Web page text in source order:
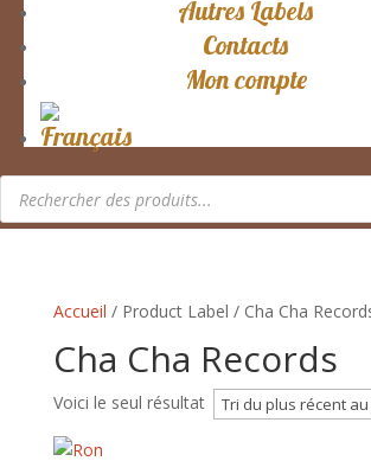
Autres Labels
Contacts
Mon compte
Recherche
produits
Accueil / Product Label / Cha Cha
Cha Cha Records
Voici le seul résultat